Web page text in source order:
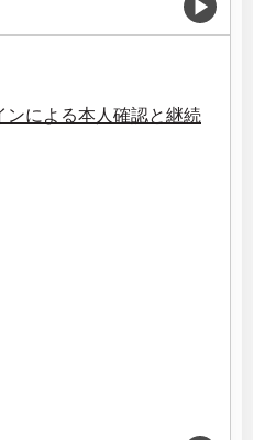
ンによる本人確認と継続